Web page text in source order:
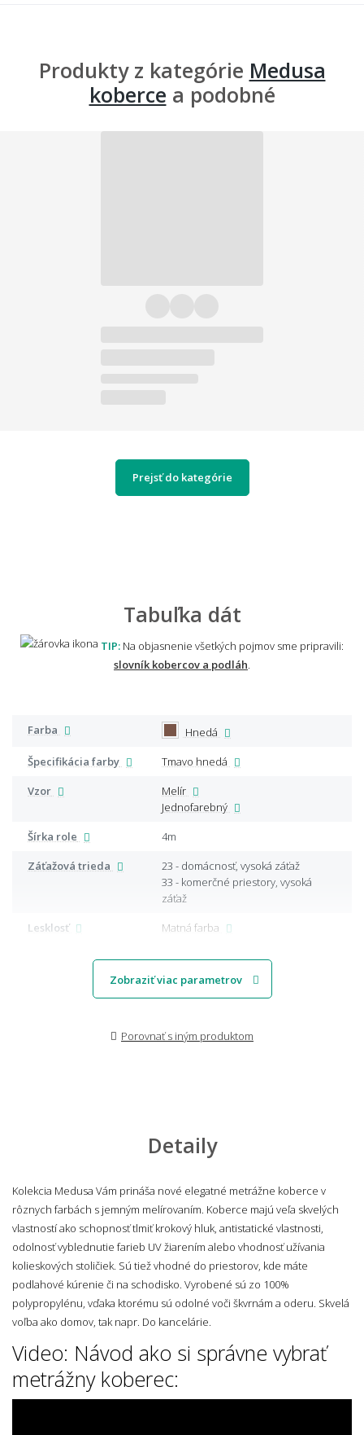
Produkty z kategórie Medusa
koberce a podobné
Prejsť do kategórie
Tabuľka dát
TIP: Na objasnenie všetkých pojmov sme pripravili:
slovník kobercov a podláh
Farba
Hnedá
Špecifikácia farby
Tmavo hnedá
Vzor
Melír
Jednofarebný
Šírka role
4m
Záťažová trieda
23 - domácnosť, vysoká záťaž
33 - komerčné priestory, vysoká
záťaž
Lesklosť
Matná farba
Zobraziť viac parametrov
Porovnať s iným produktom
Detaily
Kolekcia Medusa Vám prináša nové elegatné metrážne koberce v
rôznych farbách s jemným melírovaním. Koberce majú veľa skvelých
vlastností ako schopnosť tlmiť krokový hluk, antistatické vlastnosti,
odolnosť vyblednutie farieb UV žiarením alebo vhodnosť užívania
kolieskových stoličiek. Sú tiež vhodné do priestorov, kde máte
podlahové kúrenie či na schodisko. Vyrobené sú zo 100%
polypropylénu, vďaka ktorému sú odolné voči škvrnám a oderu. Skvelá
voľba ako domov, tak napr. Do kancelárie.
Video: Návod ako si správne vybrať
metrážny koberec: